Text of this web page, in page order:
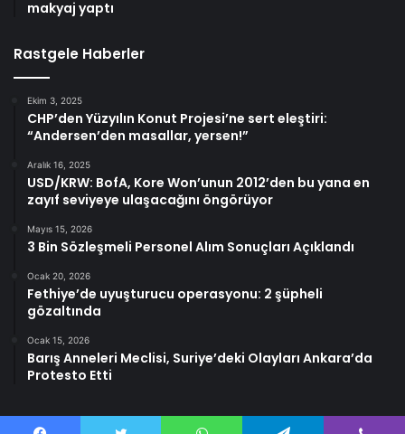
makyaj yaptı
Rastgele Haberler
Ekim 3, 2025
CHP’den Yüzyılın Konut Projesi’ne sert eleştiri:
“Andersen’den masallar, yersen!”
Aralık 16, 2025
USD/KRW: BofA, Kore Won’unun 2012’den bu yana en
zayıf seviyeye ulaşacağını öngörüyor
Mayıs 15, 2026
3 Bin Sözleşmeli Personel Alım Sonuçları Açıklandı
Ocak 20, 2026
Fethiye’de uyuşturucu operasyonu: 2 şüpheli
gözaltında
Ocak 15, 2026
Barış Anneleri Meclisi, Suriye’deki Olayları Ankara’da
Protesto Etti